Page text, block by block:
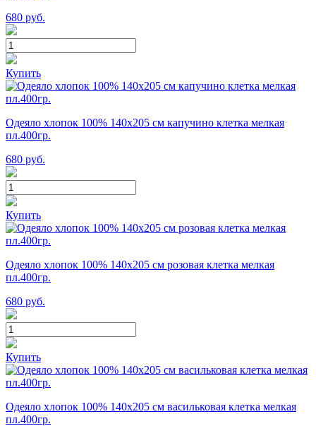
680 руб.
Купить
Одеяло хлопок 100% 140х205 см капучино клетка мелкая
пл.400гр.
680 руб.
Купить
Одеяло хлопок 100% 140х205 см розовая клетка мелкая
пл.400гр.
680 руб.
Купить
Одеяло хлопок 100% 140х205 см васильковая клетка мелкая
пл.400гр.